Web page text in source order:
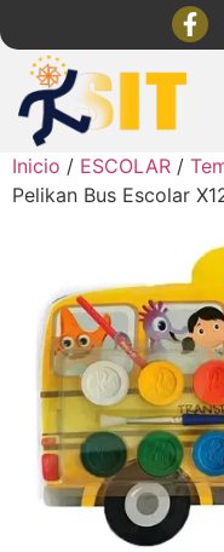
Inicio / ESCOLAR /
Pelikan Bus Escolar